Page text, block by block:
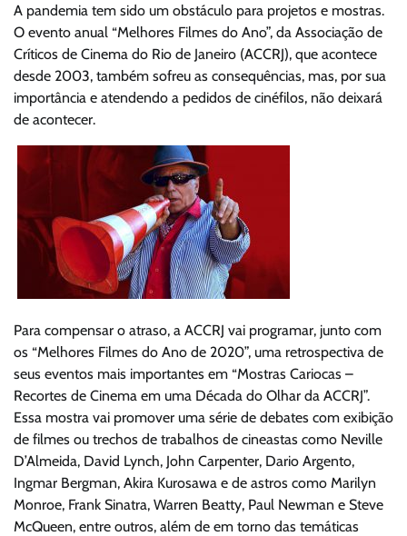
A pandemia tem sido um obstáculo para projetos e mostras.
O evento anual “Melhores Filmes do Ano”, da Associação de
Críticos de Cinema do Rio de Janeiro (ACCRJ), que acontece
desde 2003, também sofreu as consequências, mas, por sua
importância e atendendo a pedidos de cinéfilos, não deixará
de acontecer.
Para compensar o atraso, a ACCRJ vai programar, junto com
os “Melhores Filmes do Ano de 2020”, uma retrospectiva de
seus eventos mais importantes em “Mostras Cariocas –
Recortes de Cinema em uma Década do Olhar da ACCRJ”.
Essa mostra vai promover uma série de debates com exibição
de filmes ou trechos de trabalhos de cineastas como Neville
D’Almeida, David Lynch, John Carpenter, Dario Argento,
Ingmar Bergman, Akira Kurosawa e de astros como Marilyn
Monroe, Frank Sinatra, Warren Beatty, Paul Newman e Steve
McQueen, entre outros, além de em torno das temáticas